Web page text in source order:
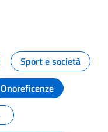
Sport e società
Onoreficenze